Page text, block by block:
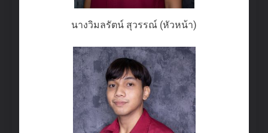
นางวิมลรัตน์ สุวรรณ์ (หัวหน้า)